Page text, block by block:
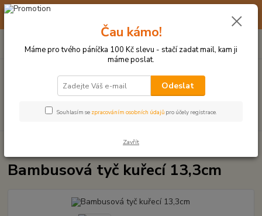
☀️ 10. - 14. SRPNA 2026 MÁME DOVOLENOU ☀️ OBJEDNÁVKY
Hledat
po–pá: 9–17 hod.
za0 Kč
HRAČKY Z TVRDÉ GUMY, PLASTU
Bambusová tyč kuřecí 13,3cm
Čau kámo!
Máme pro tvého páníčka 100 Kč slevu - stačí zadat mail, kam ji
máme poslat.
Odeslat
Souhlasím se zpracováním osobních údajů pro účely registrace.
Zavřít